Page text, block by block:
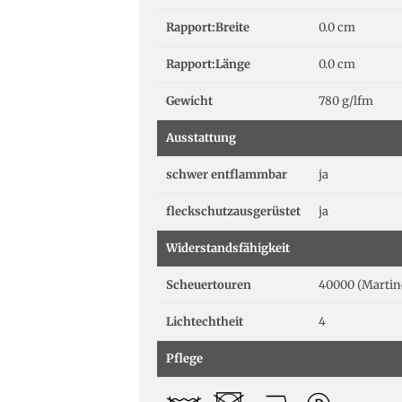
Rapport:Breite 0.0 cm
Rapport:Länge 0.0 cm
Gewicht 780 g/lfm
Ausstattung
schwer entflammbar ja
fleckschutzausgerüstet ja
Widerstandsfähigkeit
Scheuertouren 40000
Lichtechtheit 4
Pflege